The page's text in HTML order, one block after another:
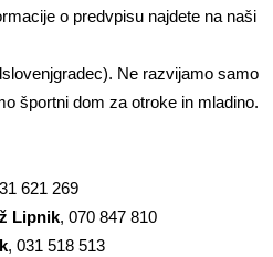
o predvpisu najdete na naši
Ne razvijamo samo
športni dom za otroke in mladino.
621 269
Lipnik, 070 847 810
, 031 518 513